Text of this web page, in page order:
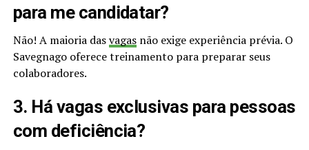
para me candidatar?
Não! A maioria dasvagasnão exige experiência prévia. O
Savegnago oferece treinamento para preparar seus
colaboradores.
3. Há vagas exclusivas para pessoas
com deficiência?